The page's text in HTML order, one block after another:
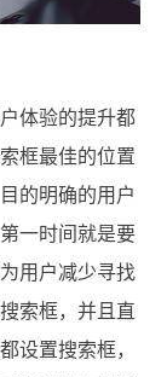
体验的提升都
框最佳的位置
的明确的用户
一时间就是要
用户减少寻找
索框，并且直
设置搜索框，